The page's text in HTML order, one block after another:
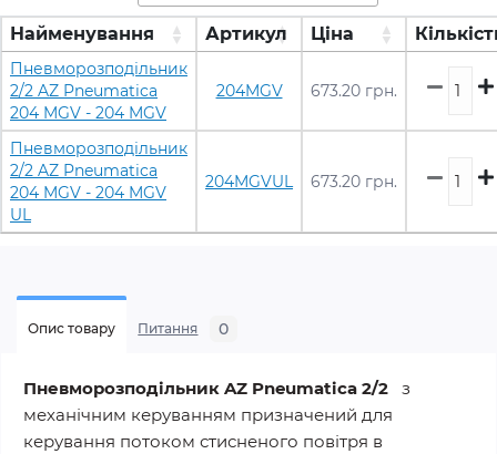
Найменування Артикул Ціна
Пневморозподільник
2/2 AZ Pneumatica
204 MGV - 204 MGV
204MGV 673.20 грн.
Пневморозподільник
2/2 AZ Pneumatica
204 MGV - 204 MGV
UL
204MGVUL 673.20 грн.
Опис товару Питання 0
Пневморозподільник AZ Pneumatica 2/2
з
механічним керуванням призначений для
керування потоком стисненого повітря в